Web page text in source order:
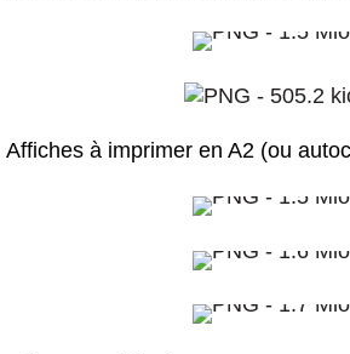
Affiches à imprimer en A2 (ou